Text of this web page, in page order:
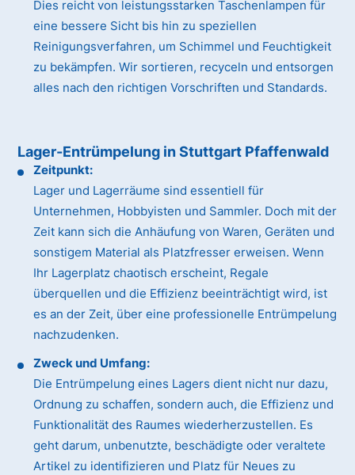
Dies reicht von leistungsstarken Taschenlampen für
eine bessere Sicht bis hin zu speziellen
Reinigungsverfahren, um Schimmel und Feuchtigkeit
zu bekämpfen. Wir sortieren, recyceln und entsorgen
alles nach den richtigen Vorschriften und Standards.
Lager-Entrümpelung in Stuttgart Pfaffenwald
Zeitpunkt:
Lager und Lagerräume sind essentiell für
Unternehmen, Hobbyisten und Sammler. Doch mit der
Zeit kann sich die Anhäufung von Waren, Geräten und
sonstigem Material als Platzfresser erweisen. Wenn
Ihr Lagerplatz chaotisch erscheint, Regale
überquellen und die Effizienz beeinträchtigt wird, ist
es an der Zeit, über eine professionelle Entrümpelung
nachzudenken.
Zweck und Umfang:
Die Entrümpelung eines Lagers dient nicht nur dazu,
Ordnung zu schaffen, sondern auch, die Effizienz und
Funktionalität des Raumes wiederherzustellen. Es
geht darum, unbenutzte, beschädigte oder veraltete
Artikel zu identifizieren und Platz für Neues zu